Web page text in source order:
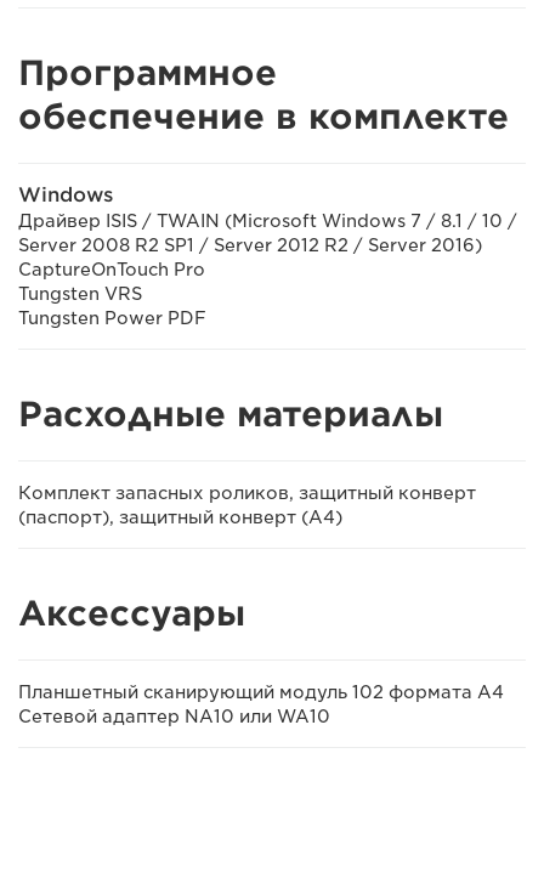
Программное
обеспечение в комплекте
Windows
Драйвер ISIS / TWAIN (Microsoft Windows 7 / 8.1 / 10 /
Server 2008 R2 SP1 / Server 2012 R2 / Server 2016)
CaptureOnTouch Pro
Tungsten VRS
Tungsten Power PDF
Расходные материалы
Комплект запасных роликов, защитный конверт
(паспорт), защитный конверт (A4)
Аксессуары
Планшетный сканирующий модуль 102 формата A4
Сетевой адаптер NA10 или WA10